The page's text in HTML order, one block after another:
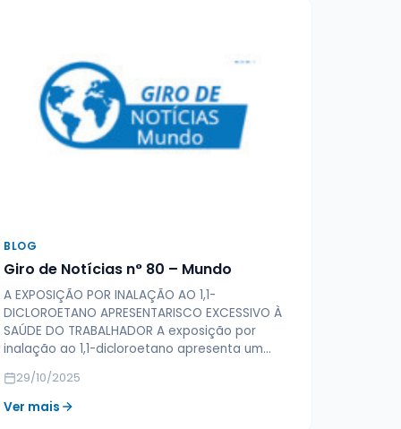
BLOG
Giro de Notícias n° 80 – Mundo
A EXPOSIÇÃO POR INALAÇÃO AO 1,1-
DICLOROETANO APRESENTARISCO EXCESSIVO À
SAÚDE DO TRABALHADOR A exposição por
inalação ao 1,1-dicloroetano apresenta um…
29/10/2025
Ver mais